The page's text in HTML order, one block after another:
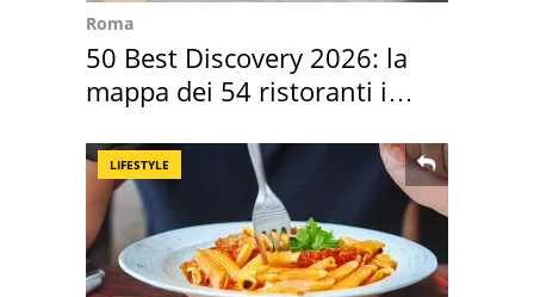
Roma
50 Best Discovery 2026: la
mappa dei 54 ristoranti in
LIFESTYLE